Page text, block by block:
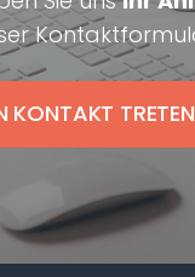
KONTAKT TRETEN